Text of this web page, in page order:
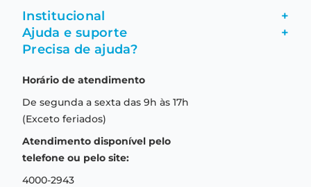
Institucional +
Fale conosco
Formas de pagamento
Aviso de privacidade
Termos e condições de uso
Ajuda e suporte +
Garantia
Troca e devolução
Central de relacionamento
Precisa de ajuda?
Horário de atendimento
De segunda a sexta das 9h às 17h
(Exceto feriados)
Atendimento disponível pelo
telefone ou pelo site:
4000-2943